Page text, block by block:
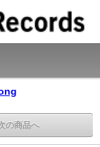
の商品へ